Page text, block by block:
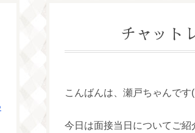
チャット
こんばんは、瀬戸ちゃんです(
今日は面接当日についてご紹